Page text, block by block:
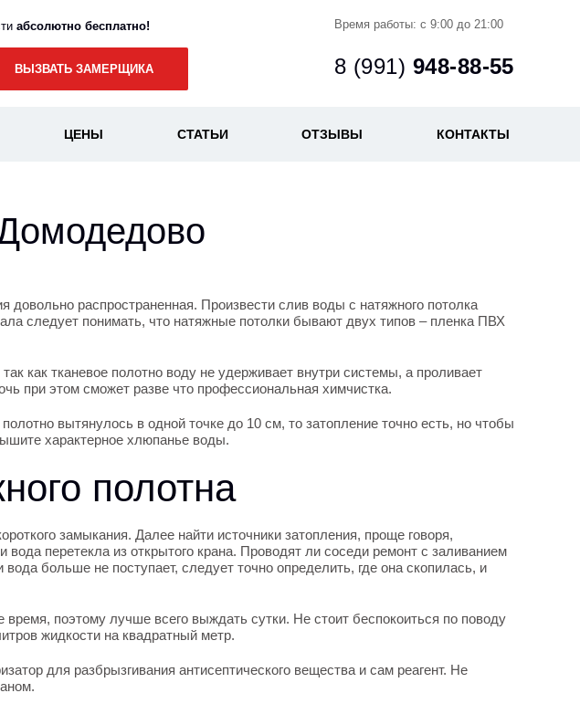
абсолютно бесплатно!
ВЫЗВАТЬ ЗАМЕРЩИКА
Время работы: с 9:00 до 21:00
8 (991) 948-88-55
ЦЕНЫ СТАТЬИ ОТЗЫВЫ КОНТАКТЫ
распространенная. Произвести слив воды с натяжного потолка
следует понимать, что натяжные потолки бывают двух типов – пленка ПВХ
как тканевое полотно воду не удерживает внутри системы, а проливает
при этом сможет разве что профессиональная химчистка.
вытянулось в одной точке до 10 см, то затопление точно есть, но чтобы
характерное хлюпанье воды.
полотна
замыкания. Далее найти источники затопления, проще говоря,
перетекла из открытого крана. Проводят ли соседи ремонт с заливанием
больше не поступает, следует точно определить, где она скопилась, и
поэтому лучше всего выждать сутки. Не стоит беспокоиться по поводу
жидкости на квадратный метр.
для разбрызгивания антисептического вещества и сам реагент. Не